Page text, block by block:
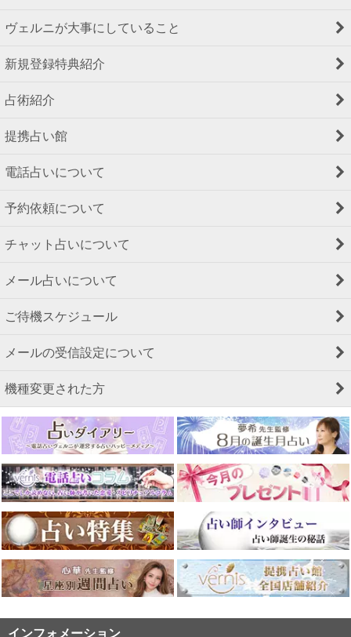
ヴェルニが大事にしていること
新規登録特典紹介
占術紹介
提携占い館
電話占いについて
予約依頼について
チャット占いについて
メール占いについて
ご待機スケジュール
メールの受信設定について
機種変更された方
インフォメーション